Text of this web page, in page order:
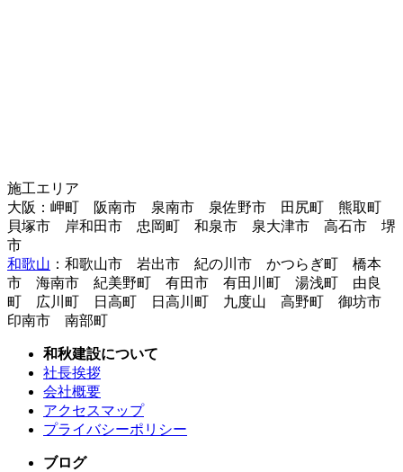
施工エリア
大阪：岬町 阪南市 泉南市 泉佐野市 田尻町 熊取町
貝塚市 岸和田市 忠岡町 和泉市 泉大津市 高石市 堺
市
和歌山 ：和歌山市 岩出市 紀の川市 かつらぎ町 橋本
市 海南市 紀美野町 有田市 有田川町 湯浅町 由良
町 広川町 日高町 日高川町 九度山 高野町 御坊市
印南市 南部町
和秋建設について
社長挨拶
会社概要
アクセスマップ
プライバシーポリシー
ブログ